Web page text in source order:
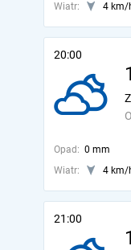
Wiatr:
4 km/
20:00
Opad: 0 mm
Wiatr:
4 km/
21:00